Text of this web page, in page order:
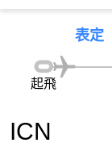
表定
ICN
起飛